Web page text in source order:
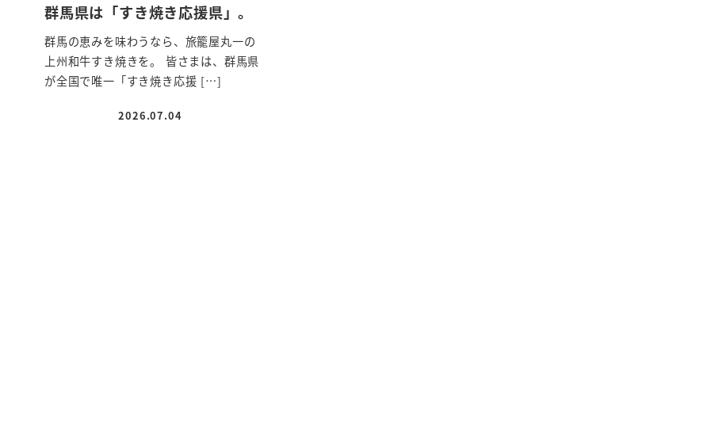
群馬県は「すき焼き応援県」。
群馬の恵みを味わうなら、旅籠屋丸一の
上州和牛すき焼きを。 皆さまは、群馬県
が全国で唯一「すき焼き応援 […]
投稿日
2026.07.04